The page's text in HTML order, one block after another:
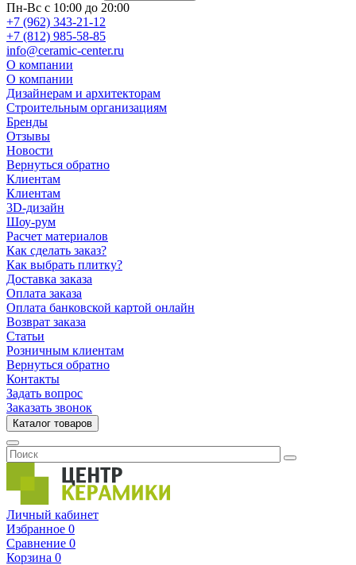
Пн-Вс с 10:00 до 20:00
+7 (962) 343-21-12
+7 (812) 985-58-85
info@ceramic-center.ru
О компании
О компании
Дизайнерам и архитекторам
Строительным организациям
Бренды
Отзывы
Новости
Вернуться обратно
Клиентам
Клиентам
3D-дизайн
Шоу-рум
Расчет материалов
Как сделать заказ?
Как выбрать плитку?
Доставка заказа
Оплата заказа
Оплата банковской картой онлайн
Возврат заказа
Статьи
Розничным клиентам
Вернуться обратно
Контакты
Задать вопрос
Заказать звонок
Каталог товаров
Личный кабинет
Избранное 0
Сравнение 0
Корзина 0